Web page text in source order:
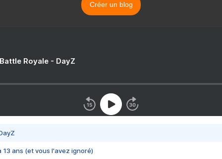
Créer un blog
Royale - DayZ
13 ans (et vous l'avez ignoré)